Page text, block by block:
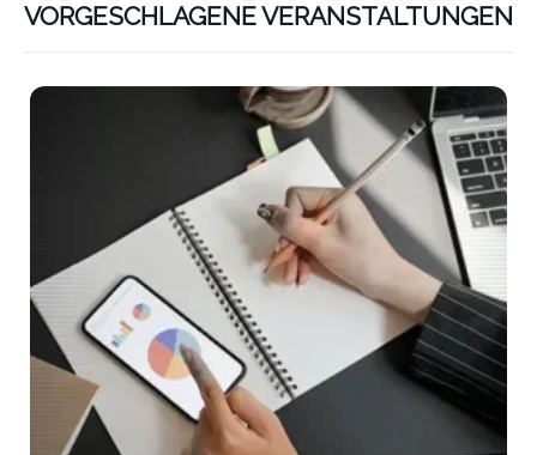
VORGESCHLAGENE VERANSTALTUNGEN